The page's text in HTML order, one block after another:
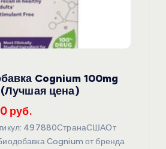
Cognium 100mg
(Лучшая цена)
руб.
497880СтранаСШАОт
Cognium от бренда